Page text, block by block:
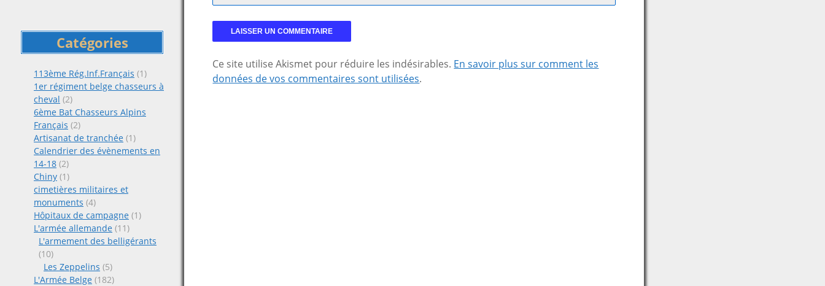
Catégories
113ème Rég.Inf.Français (1)
1er régiment belge chasseurs à
cheval (2)
6ème Bat Chasseurs Alpins
Français (2)
Artisanat de tranchée (1)
Calendrier des évènements en
14-18 (2)
Chiny (1)
cimetières militaires et
monuments (4)
Hôpitaux de campagne (1)
L'armée allemande (11)
L'armement des belligérants
(10)
Les Zeppelins (5)
L'Armée Belge (182)
Ce site utilise Akismet pour réduire les indésirables. En savoir plus sur comment les
données de vos commentaires sont utilisées.